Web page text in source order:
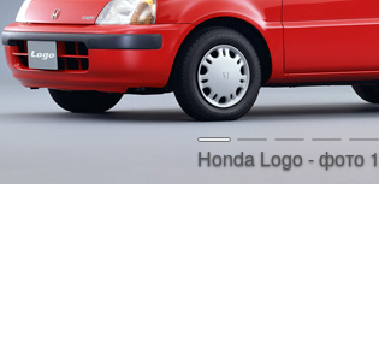
Honda Logo - фото 1